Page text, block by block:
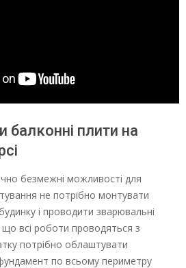
плити на
безмежні можливості для
не потрібно монтувати
і проводити зварювальні
що всі роботи проводяться з
потрібно облаштувати
по всьому периметру